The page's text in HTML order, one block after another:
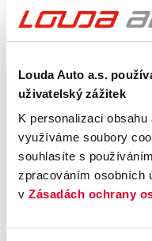
Louda Auto a.s.
uživatelský zážitek
K personalizaci
využíváme soubory
souhlasíte s
zpracováním osobních
v Zásadách ochrany
Motor
Převodovka a spojka
Nápravy a podvozek
Výfuková soustava
Brzdy
Elektronické části
Karoserie